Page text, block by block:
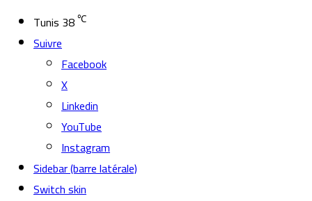
Tunis 38℃
Suivre
Facebook
X
Linkedin
YouTube
Instagram
Sidebar (barre latérale)
Switch skin